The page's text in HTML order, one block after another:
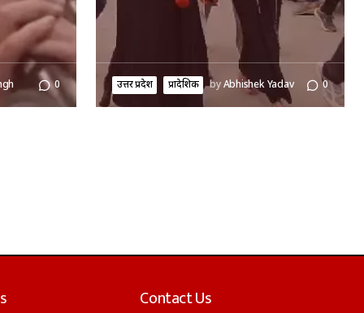
0 उत्तर प्रदेश प्रादेशिक byAbhishek Yadav 0
Contact Us